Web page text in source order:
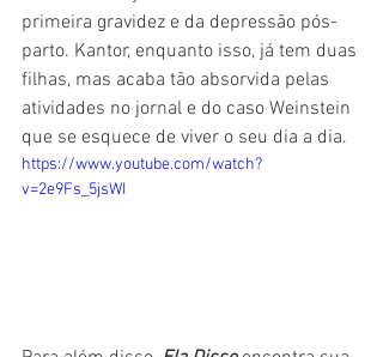
primeira gravidez e da depressão pós-
parto. Kantor, enquanto isso, já tem duas
filhas, mas acaba tão absorvida pelas
atividades no jornal e do caso Weinstein
que se esquece de viver o seu dia a dia.
https://www.youtube.com/watch?
v=2e9Fs_5jsWI